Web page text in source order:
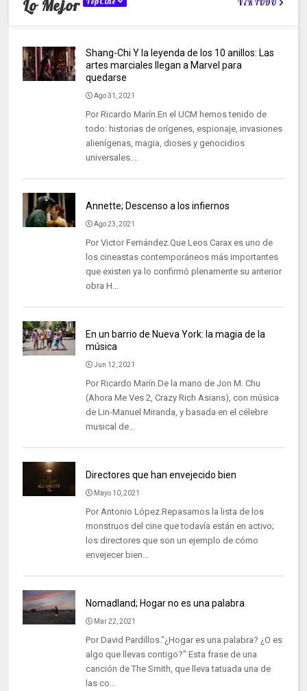
Lo Mejor VER TODO
Shang-Chi Y la leyenda de los 10 anillos: Las
artes marciales llegan a Marvel para
quedarse
Ago 31, 2021
Por Ricardo Marín.En el UCM hemos tenido de
todo: historias de orígenes, espionaje, invasiones
alienígenas, magia, dioses y genocidios
universales....
Annette; Descenso a los infiernos
Ago 23, 2021
Por Victor Fernández.Que Leos Carax es uno de
los cineastas contemporáneos más importantes
que existen ya lo confirmó plenamente su anterior
obra H...
En un barrio de Nueva York: la magia de la
música
Jun 12, 2021
Por Ricardo Marín.De la mano de Jon M. Chu
(Ahora Me Ves 2, Crazy Rich Asians), con música
de Lin-Manuel Miranda, y basada en el célebre
musical de...
Directores que han envejecido bien
Mayo 10, 2021
Por Antonio López.Repasamos la lista de los
monstruos del cine que todavía están en activo;
los directores que son un ejemplo de cómo
envejecer bien...
Nomadland; Hogar no es una palabra
Mar 22, 2021
Por David Pardillos."¿Hogar es una palabra? ¿O es
algo que llevas contigo?" Esta frase de una
canción de The Smith, que lleva tatuada una de
las co...